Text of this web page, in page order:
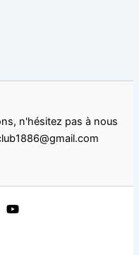
n'hésitez pas à nous